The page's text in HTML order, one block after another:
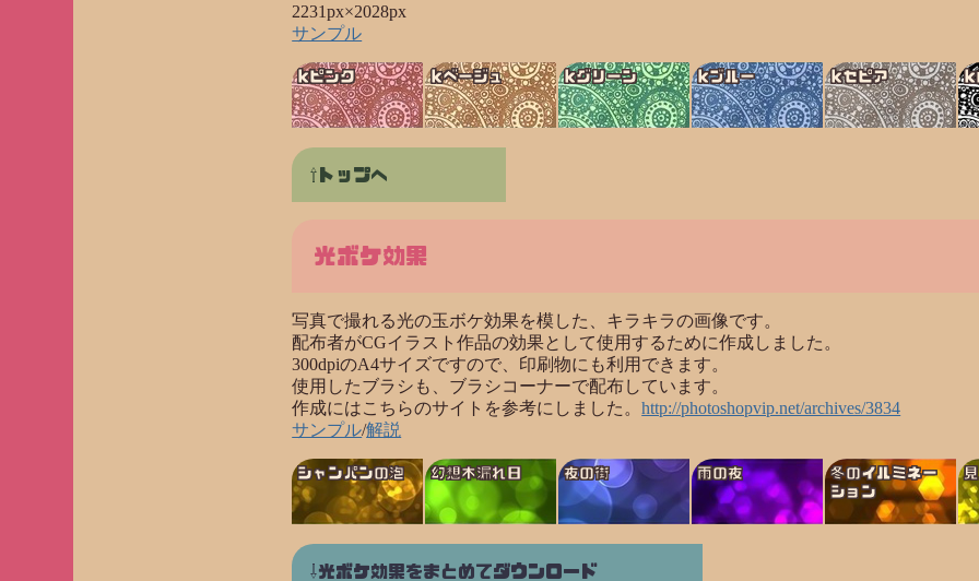
2231px×2028px
サンプル
kピンク kベージュ kグリーン kブルー kセピア k
トップへ
光ボケ効果
写真で撮れる光の玉ボケ効果を模した、キラキラの画像です。
配布者がCGイラスト作品の効果として使用するために作成しました。
300dpiのA4サイズですので、印刷物にも利用できます。
使用したブラシも、ブラシコーナーで配布しています。
作成にはこちらのサイトを参考にしました。http://photoshopvip.net/archives/3834
サンプル/解説
シャンパンの泡 幻想木漏れ日 夜の街 雨の夜
冬のイルミネー
ション
光ボケ効果をまとめてダウンロード